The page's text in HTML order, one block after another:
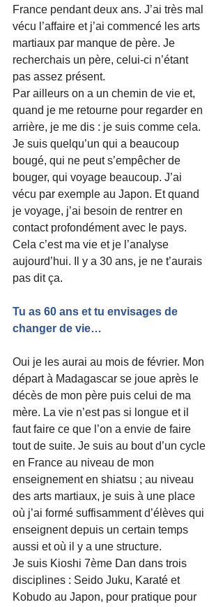
France pendant deux ans. J’ai très mal
vécu l’affaire et j’ai commencé les arts
martiaux par manque de père. Je
recherchais un père, celui-ci n’étant
pas assez présent.
Par ailleurs on a un chemin de vie et,
quand je me retourne pour regarder en
arrière, je me dis : je suis comme cela.
Je suis quelqu’un qui a beaucoup
bougé, qui ne peut s’empêcher de
bouger, qui voyage beaucoup. J’ai
vécu par exemple au Japon. Et quand
je voyage, j’ai besoin de rentrer en
contact profondément avec le pays.
Cela c’est ma vie et je l’analyse
aujourd’hui. Il y a 30 ans, je ne t’aurais
pas dit ça.
Tu as 60 ans et tu envisages de
changer de vie…
Oui je les aurai au mois de février. Mon
départ à Madagascar se joue après le
décès de mon père puis celui de ma
mère. La vie n’est pas si longue et il
faut faire ce que l’on a envie de faire
tout de suite. Je suis au bout d’un cycle
en France au niveau de mon
enseignement en shiatsu ; au niveau
des arts martiaux, je suis à une place
où j’ai formé suffisamment d’élèves qui
enseignent depuis un certain temps
aussi et où il y a une structure.
Je suis Kioshi 7ème Dan dans trois
disciplines : Seido Juku, Karaté et
Kobudo au Japon, pour pratique pour